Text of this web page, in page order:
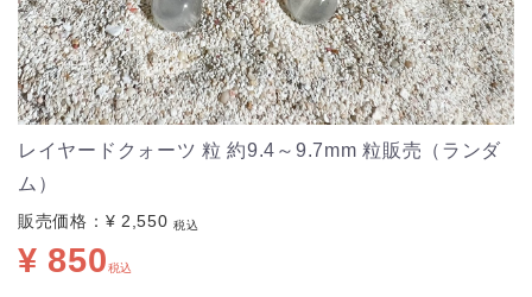
レイヤードクォーツ 粒 約9.4～9.7mm 粒販売（ランダ
ム）
販売価格： ¥ 2,550 税込
¥ 850税込